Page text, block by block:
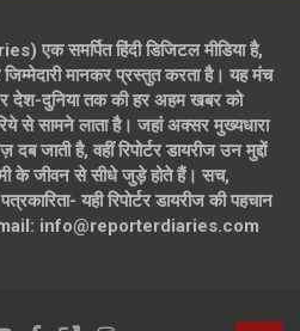
एक समर्पित हिंदी डिजिटल मीडिया है,
मानकर प्रस्तुत करता है। यह मंच
देश-दुनिया तक की हर अहम खबर को
से सामने लाता है। जहां अक्सर मुख्यधारा
जाती है, वहीं रिपोर्टर डायरीज उन मुद्दों
के जीवन से सीधे जुड़े होते हैं। सच,
यही रिपोर्टर डायरीज की पहचान
info@reporterdiaries.com